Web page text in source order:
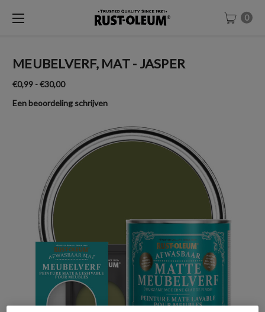
0
MEUBELVERF, MAT - JASPER
€0,99 - €30,00
Een beoordeling schrijven